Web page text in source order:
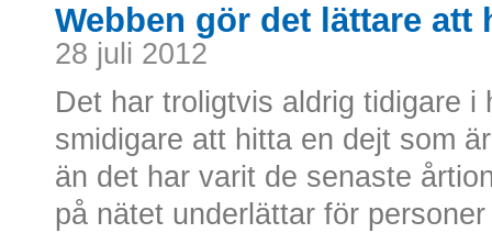
Webben gör det lättare att
28 juli 2012
Det har troligtvis aldrig tidigare i
smidigare att hitta en dejt som
än det har varit de senaste
på nätet underlättar för